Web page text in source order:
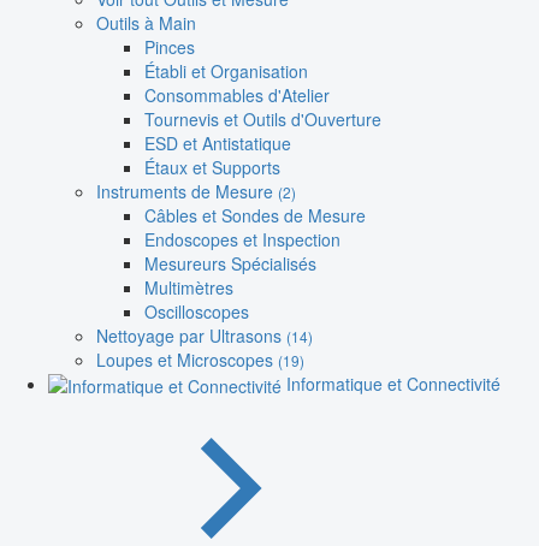
Outils à Main
Pinces
Établi et Organisation
Consommables d'Atelier
Tournevis et Outils d'Ouverture
ESD et Antistatique
Étaux et Supports
Instruments de Mesure (2)
Câbles et Sondes de Mesure
Endoscopes et Inspection
Mesureurs Spécialisés
Multimètres
Oscilloscopes
Nettoyage par Ultrasons (14)
Loupes et Microscopes (19)
Informatique et Connectivité